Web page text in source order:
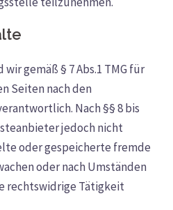
gemäß § 7 Abs.1 TMG für
Seiten nach den
Nach §§ 8 bis
jedoch nicht
oder gespeicherte fremde
oder nach Umständen
rechtswidrige Tätigkeit